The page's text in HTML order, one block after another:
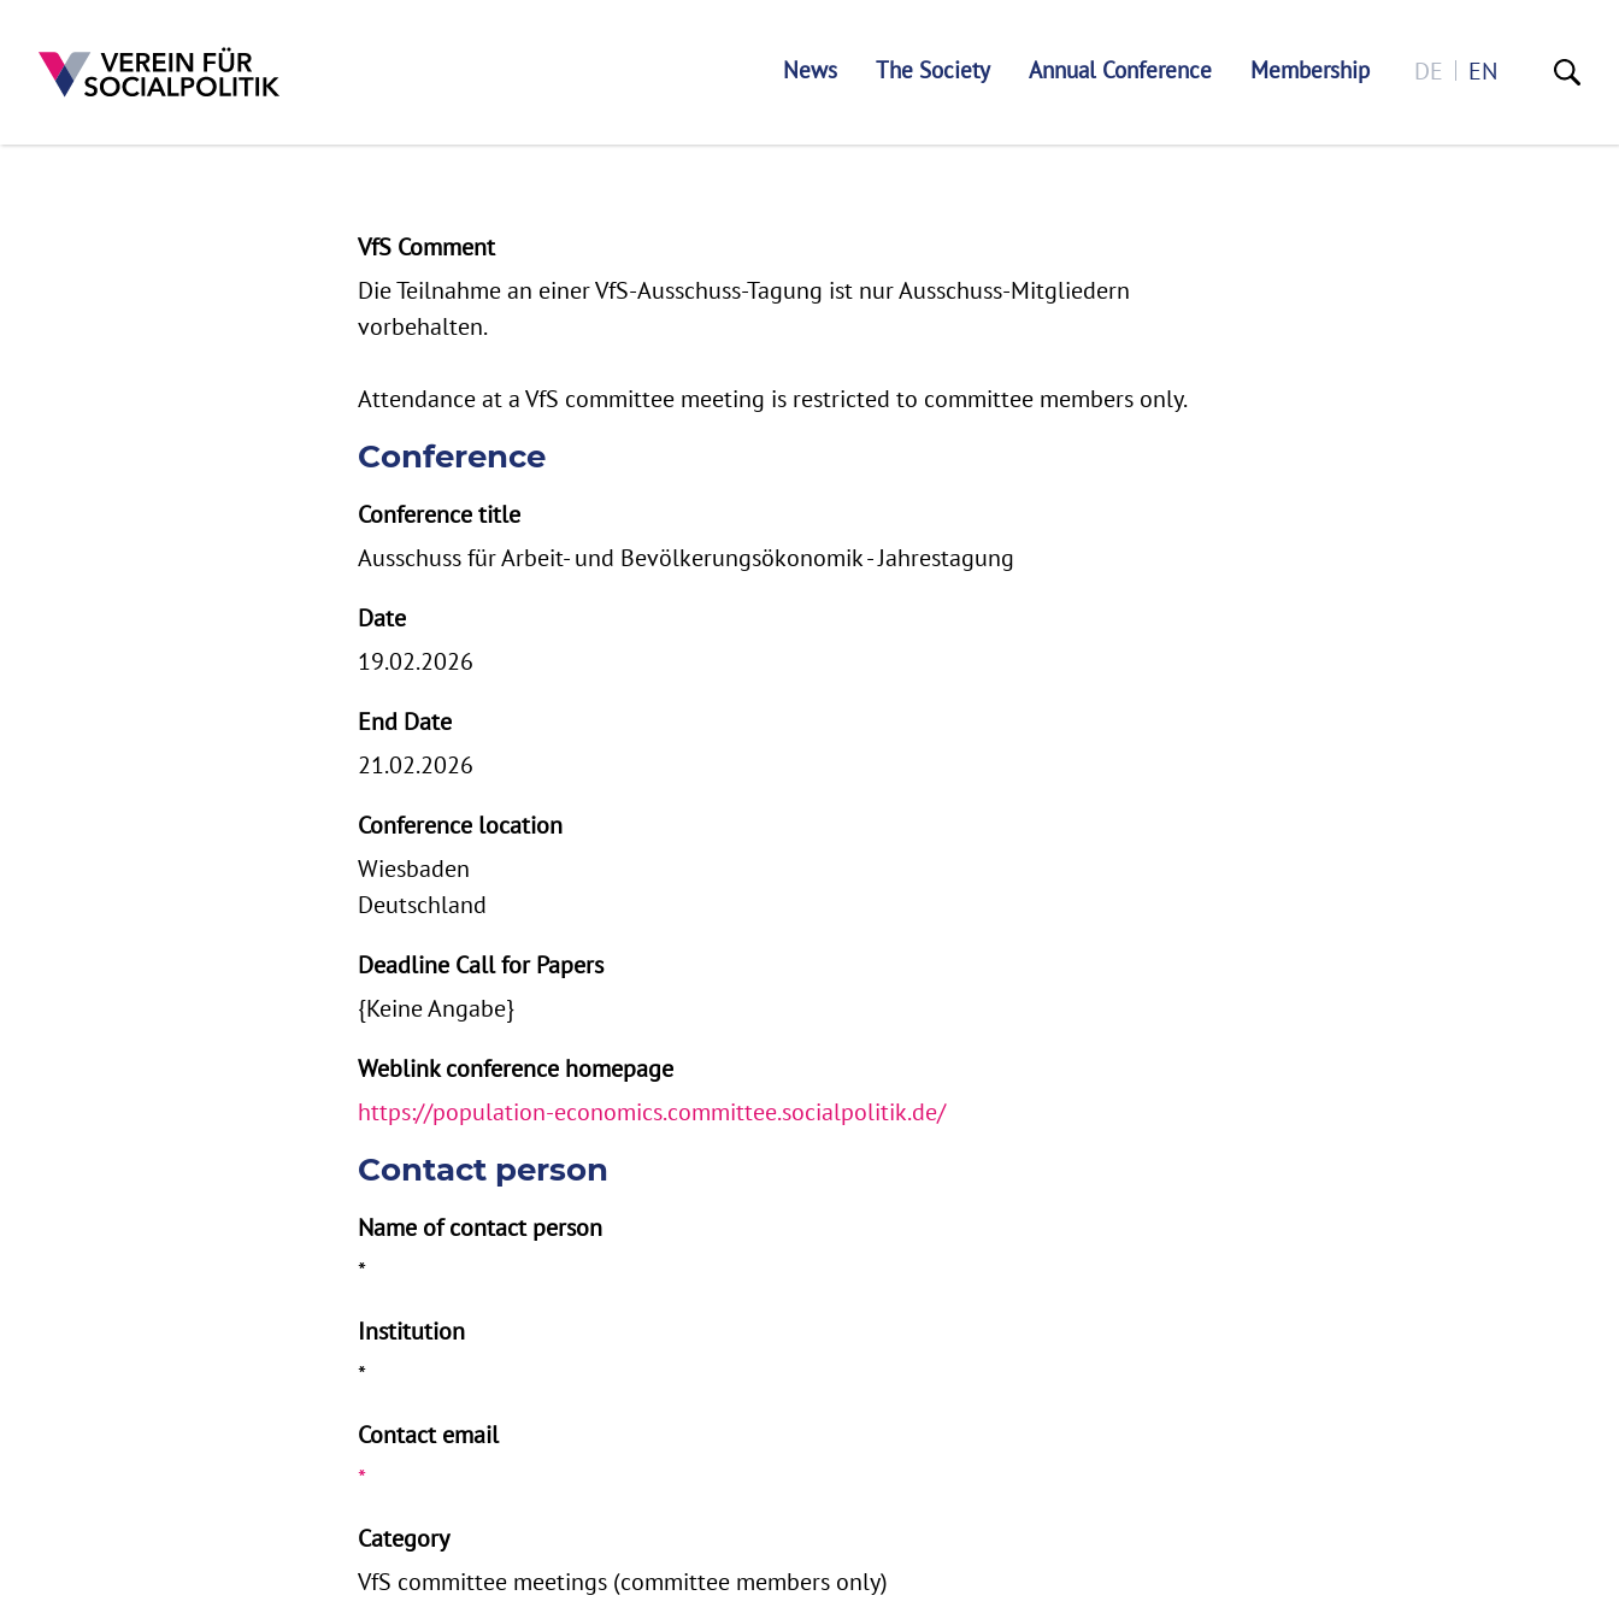
News The Society Annual Conference Membership DE EN
VfS Comment
Die Teilnahme an einer VfS-Ausschuss-Tagung ist nur Ausschuss-Mitgliedern
vorbehalten.
Attendance at a VfS committee meeting is restricted to committee members only.
Conference
Conference title
Ausschuss für Arbeit- und Bevölkerungsökonomik - Jahrestagung
Date
19.02.2026
End Date
21.02.2026
Conference location
Wiesbaden
Deutschland
Deadline Call for Papers
{Keine Angabe}
Weblink conference homepage
https://population-economics.committee.socialpolitik.de/
Contact person
Name of contact person
*
Institution
*
Contact email
*
Category
VfS committee meetings (committee members only)